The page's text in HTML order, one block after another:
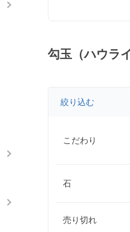
勾玉（ハウライ
絞り込む
こだわり
石
売り切れ